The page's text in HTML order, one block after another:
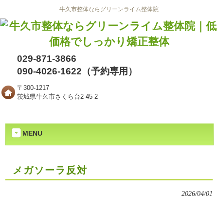
牛久市整体ならグリーンライム整体院
029-871-3866
090-4026-1622（予約専用）
〒300-1217
茨城県牛久市さくら台2-45-2
MENU
メガソーラ反対
2026/04/01